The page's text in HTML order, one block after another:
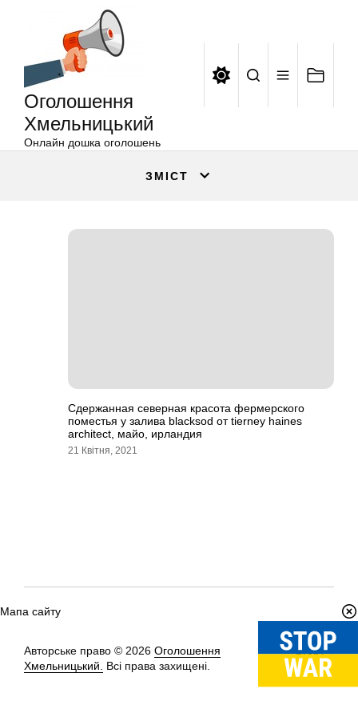
Оголошення
Хмельницький
Онлайн дошка оголошень
ЗМІСТ
Сдержанная северная красота фермерского
поместья у залива blacksod от tierney haines
architect, майо, ирландия
21 Квітня, 2021
Мапа сайту
Авторське право © 2026 Оголошення
Хмельницький.
Всі права захищені.
Вгору